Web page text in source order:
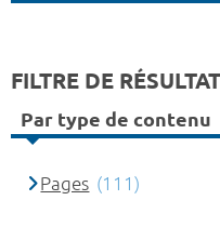
FILTRE DE
Par type de contenu
Pages (111)